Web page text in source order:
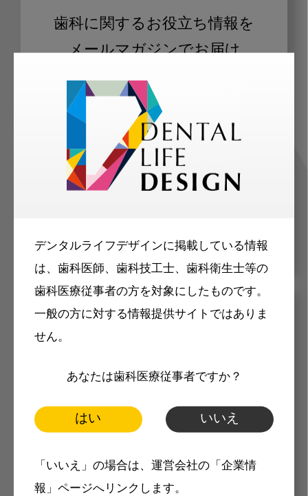
デンタルライフデザインに掲載している情報
は、歯科医師、歯科技工士、歯科衛生士等の
歯科医療従事者の方を対象にしたものです。
一般の方に対する情報提供サイトではありま
せん。
あなたは歯科医療従事者ですか？
はい いいえ
「いいえ」の場合は、運営会社の「企業情
報」ページへリンクします。
歯科に関するお役立ち情報を
メールマガジンでお届け
ご登録いただいた職種（歯科医師、歯
科衛生士、歯科技工士）に合わせた内
容のメールマガジンをお届けします。
メリット
製品価格も閲覧可能